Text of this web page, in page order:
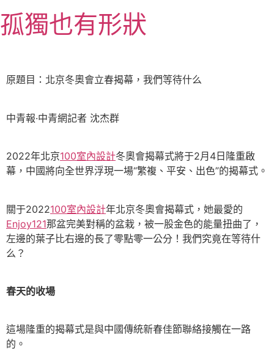
至
主
容
孤獨也有形狀
原題目：北京冬奧會立春揭幕，我們等待什么
中青報·中青網記者 沈杰群
2022年北京100室內設計冬奧會揭幕式將于2月4日隆重啟
幕，中國將向全世界浮現一場“繁複、平安、出色”的揭幕式。
關于2022100室內設計年北京冬奧會揭幕式，她最愛的
Enjoy121那盆完美對稱的盆栽，被一股金色的能量扭曲了，
左邊的葉子比右邊的長了零點零一公分！我們究竟在等待什
么？
春天的收場
這場隆重的揭幕式是與中國傳統新春佳節聯絡接觸在一路
的。